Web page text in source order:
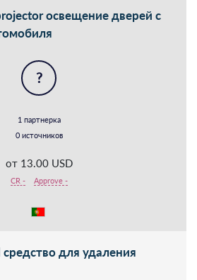
освещение дверей с
?
1 партнерка
0 источников
от 13.00 USD
CR - Approve -
для удаления